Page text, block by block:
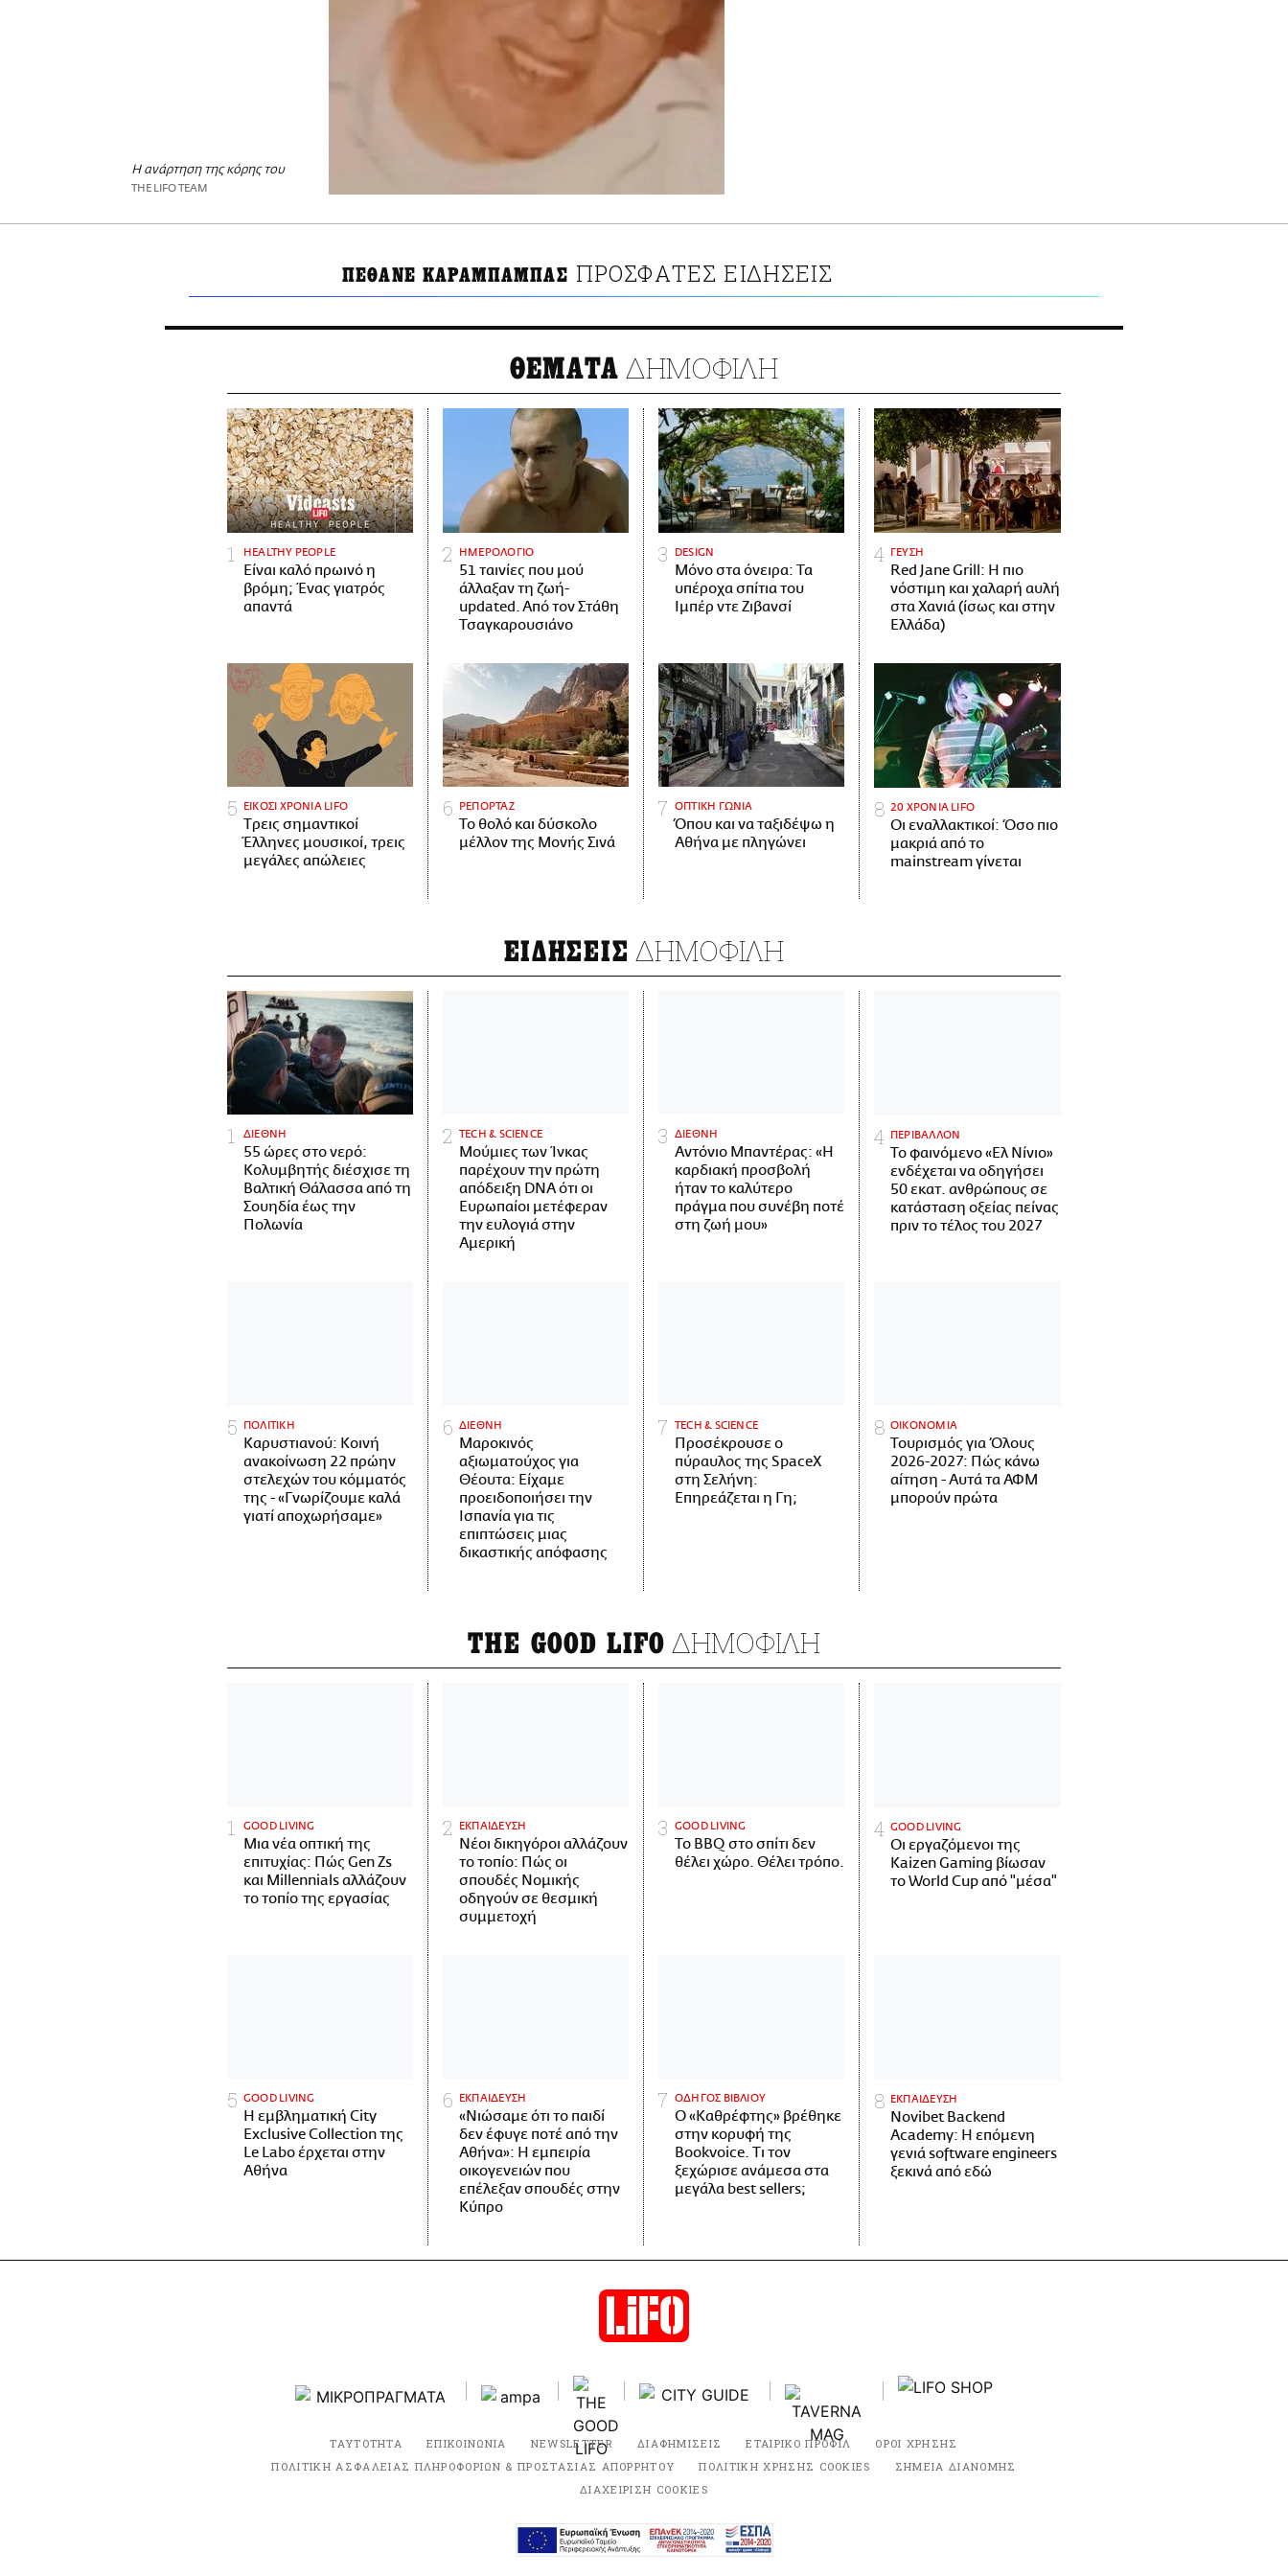
Η ανάρτηση της κόρης του
THE LIFO TEAM
ΠΕΘΑΝΕ ΚΑΡΑΜΠΑΜΠΑΣ ΠΡΟΣΦΑΤΕΣ ΕΙΔΗΣΕΙΣ
ΘΕΜΑΤΑ ΔΗΜΟΦΙΛΗ
HEALTHY PEOPLE
Είναι καλό πρωινό η
βρόμη; Ένας γιατρός
απαντά
ΗΜΕΡΟΛΟΓΙΟ
51 ταινίες που μού
άλλαξαν τη ζωή-
updated. Aπό τον Στάθη
Τσαγκαρουσιάνο
DESIGN
Μόνο στα όνειρα: Τα
υπέροχα σπίτια του
Ιμπέρ ντε Ζιβανσί
ΓΕΥΣΗ
Red Jane Grill: Η πιο
νόστιμη και χαλαρή αυλή
στα Χανιά (ίσως και στην
Ελλάδα)
ΕΙΚΟΣΙ ΧΡΟΝΙΑ LIFO
Tρεις σημαντικοί
Έλληνες μουσικοί, τρεις
μεγάλες απώλειες
ΡΕΠΟΡΤΑΖ
Το θολό και δύσκολο
μέλλον της Μονής Σινά
ΟΠΤΙΚΗ ΓΩΝΙΑ
Όπου και να ταξιδέψω η
Αθήνα με πληγώνει
20 ΧΡΟΝΙΑ LIFO
Οι εναλλακτικοί: Όσο πιο
μακριά από το
mainstream γίνεται
ΕΙΔΗΣΕΙΣ ΔΗΜΟΦΙΛΗ
ΔΙΕΘΝΗ
55 ώρες στο νερό:
Κολυμβητής διέσχισε τη
Βαλτική Θάλασσα από τη
Σουηδία έως την
Πολωνία
ΤECH & SCIENCE
Μούμιες των Ίνκας
παρέχουν την πρώτη
απόδειξη DNA ότι οι
Ευρωπαίοι μετέφεραν
την ευλογιά στην
Αμερική
ΔΙΕΘΝΗ
Αντόνιο Μπαντέρας: «Η
καρδιακή προσβολή
ήταν το καλύτερο
πράγμα που συνέβη ποτέ
στη ζωή μου»
ΠΕΡΙΒΑΛΛΟΝ
Το φαινόμενο «Ελ Νίνιο»
ενδέχεται να οδηγήσει
50 εκατ. ανθρώπους σε
κατάσταση οξείας πείνας
πριν το τέλος του 2027
ΠΟΛΙΤΙΚΗ
Καρυστιανού: Κοινή
ανακοίνωση 22 πρώην
στελεχών του κόμματός
της - «Γνωρίζουμε καλά
γιατί αποχωρήσαμε»
ΔΙΕΘΝΗ
Μαροκινός
αξιωματούχος για
Θέουτα: Είχαμε
προειδοποιήσει την
Ισπανία για τις
επιπτώσεις μιας
δικαστικής απόφασης
ΤECH & SCIENCE
Προσέκρουσε ο
πύραυλος της SpaceX
στη Σελήνη:
Επηρεάζεται η Γη;
ΟΙΚΟΝΟΜΙΑ
Τουρισμός για Όλους
2026-2027: Πώς κάνω
αίτηση - Αυτά τα ΑΦΜ
μπορούν πρώτα
THE GOOD LIFO ΔΗΜΟΦΙΛΗ
GOOD LIVING
Μια νέα οπτική της
επιτυχίας: Πώς Gen Zs
και Millennials αλλάζουν
το τοπίο της εργασίας
ΕΚΠΑΙΔΕΥΣΗ
Νέοι δικηγόροι αλλάζουν
το τοπίο: Πώς οι
σπουδές Νομικής
οδηγούν σε θεσμική
συμμετοχή
GOOD LIVING
Το BBQ στο σπίτι δεν
θέλει χώρο. Θέλει τρόπο.
GOOD LIVING
Οι εργαζόμενοι της
Kaizen Gaming βίωσαν
το World Cup από "μέσα"
GOOD LIVING
Η εμβληματική City
Exclusive Collection της
Le Labo έρχεται στην
Αθήνα
ΕΚΠΑΙΔΕΥΣΗ
«Νιώσαμε ότι το παιδί
δεν έφυγε ποτέ από την
Αθήνα»: Η εμπειρία
οικογενειών που
επέλεξαν σπουδές στην
Κύπρο
ΟΔΗΓΟΣ ΒΙΒΛΙΟΥ
Ο «Καθρέφτης» βρέθηκε
στην κορυφή της
Bookvoice. Τι τον
ξεχώρισε ανάμεσα στα
μεγάλα best sellers;
ΕΚΠΑΙΔΕΥΣΗ
Novibet Backend
Academy: Η επόμενη
γενιά software engineers
ξεκινά από εδώ
ΤΑΥΤΟΤΗΤΑ ΕΠΙΚΟΙΝΩΝΙΑ NEWSLETTER ΔΙΑΦΗΜΙΣΕΙΣ ΕΤΑΙΡΙΚΟ ΠΡΟΦΙΛ
ΟΡΟΙ ΧΡΗΣΗΣ
ΠΟΛΙΤΙΚΗ ΑΣΦΑΛΕΙΑΣ ΠΛΗΡΟΦΟΡΙΩΝ & ΠΡΟΣΤΑΣΙΑΣ ΑΠΟΡΡΗΤΟΥ
ΠΟΛΙΤΙΚΗ ΧΡΗΣΗΣ COOKIES
ΣΗΜΕΙΑ ΔΙΑΝΟΜΗΣ
ΔΙΑΧΕΙΡΙΣΗ COOKIES